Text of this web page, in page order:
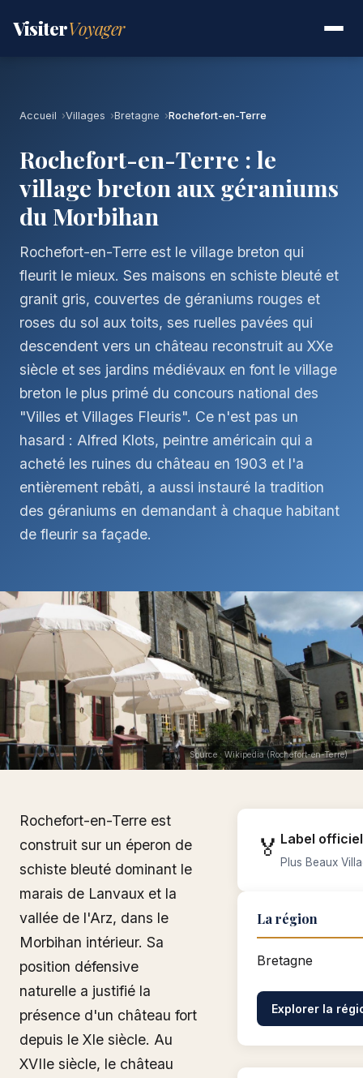
VisiterVoyager
Accueil Villages Bretagne Rochefort-en-Terre
Rochefort-en-Terre : le
village breton aux géraniums
du Morbihan
Rochefort-en-Terre est le village breton qui
fleurit le mieux. Ses maisons en schiste bleuté et
granit gris, couvertes de géraniums rouges et
roses du sol aux toits, ses ruelles pavées qui
descendent vers un château reconstruit au XXe
siècle et ses jardins médiévaux en font le village
breton le plus primé du concours national des
"Villes et Villages Fleuris". Ce n'est pas un
hasard : Alfred Klots, peintre américain qui a
acheté les ruines du château en 1903 et l'a
entièrement rebâti, a aussi instauré la tradition
des géraniums en demandant à chaque habitant
de fleurir sa façade.
Source : Wikipedia (Rochefort-en-Terre)
Rochefort-en-Terre est
construit sur un éperon de
schiste bleuté dominant le
marais de Lanvaux et la
vallée de l'Arz, dans le
Morbihan intérieur. Sa
position défensive
naturelle a justifié la
présence d'un château fort
depuis le XIe siècle. Au
XVIIe siècle, le château
🏅 Label officiel
Plus Beaux
La région
Bretagne
Explorer la